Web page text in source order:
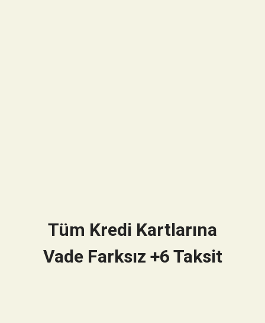
Tüm Kredi Kartlarına
Vade Farksız +6 Taksit